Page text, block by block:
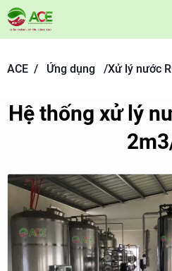
ACE / Ứng dụng /Xử lý nước
Hệ thống xử lý